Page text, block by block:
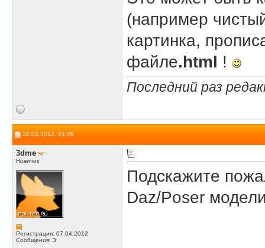
(например
картинка,
файле.html !
Последний раз
30.04.2012, 21:29
3dme
Новичок
Регистрация: 07.04.2012
Сообщения: 3
Подскажите
Daz/Poser